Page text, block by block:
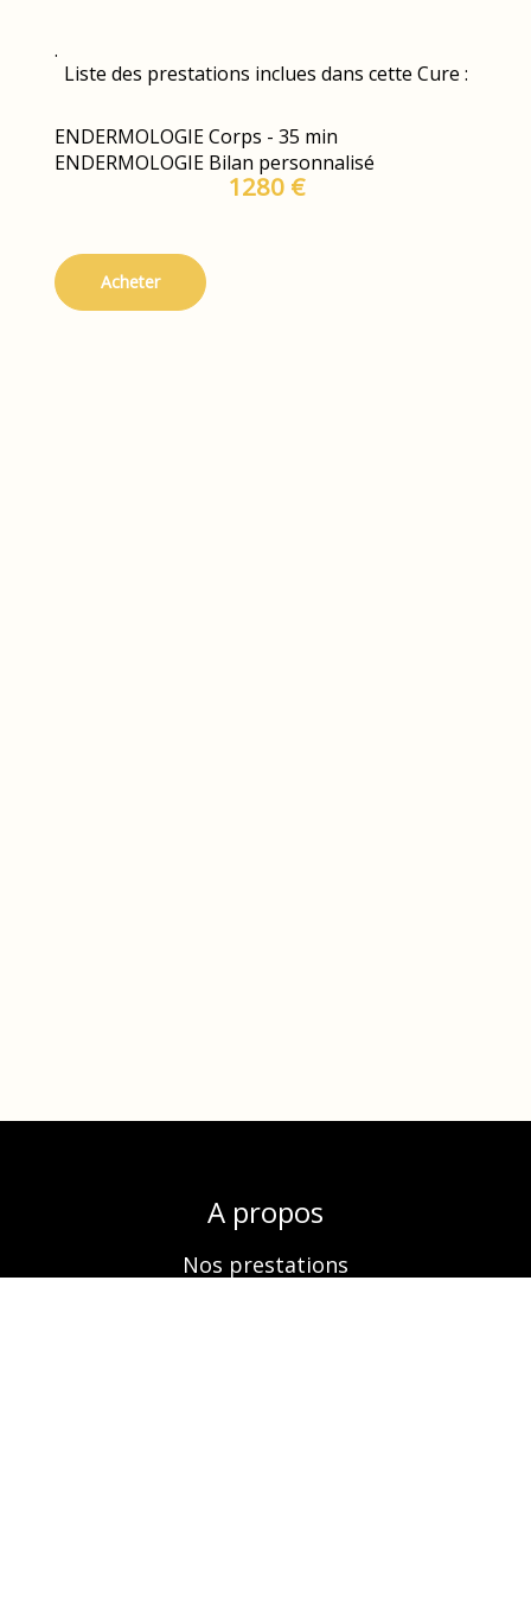
.
Liste des prestations inclues dans cette Cure :
ENDERMOLOGIE Corps - 35 min
ENDERMOLOGIE Bilan personnalisé
1280 €
Acheter
A propos
Nos prestations